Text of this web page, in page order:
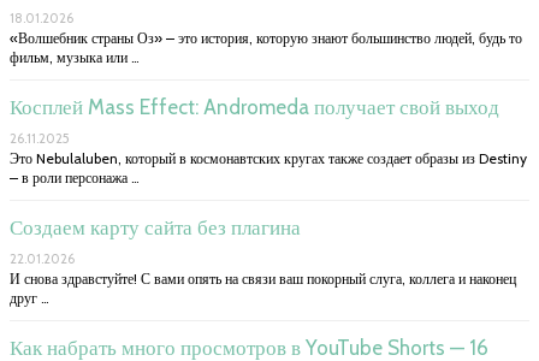
18.01.2026
«Волшебник страны Оз» – это история, которую знают большинство людей, будь то
фильм, музыка или …
Косплей Mass Effect: Andromeda получает свой выход
26.11.2025
Это Nebulaluben, который в космонавтских кругах также создает образы из Destiny
– в роли персонажа …
Создаем карту сайта без плагина
22.01.2026
И снова здравстуйте! С вами опять на связи ваш покорный слуга, коллега и наконец
друг …
Как набрать много просмотров в YouTube Shorts — 16